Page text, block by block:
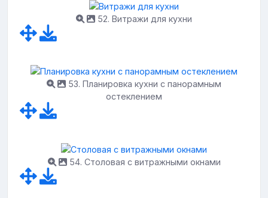
52. Витражи для кухни
53. Планировка кухни с панорамным
остеклением
54. Столовая с витражными окнами